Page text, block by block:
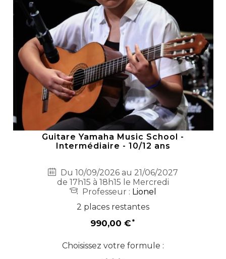
Guitare Yamaha Music School -
Intermédiaire - 10/12 ans
Du 10/09/2026 au 21/06/2027
de 17h15 à 18h15 le Mercredi
Professeur : Lionel
2 places restantes
990,00 €
Choisissez votre formule :